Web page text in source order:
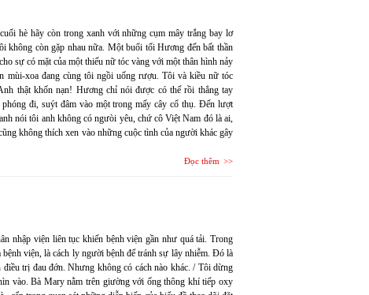
hè hãy còn trong xanh với những cụm mây trắng bay lơ
không còn gặp nhau nữa. Một buổi tối Hương đến bất thần
sự có mặt của một thiếu nữ tóc vàng với một thân hình nảy
mùi-xoa đang cùng tôi ngồi uống rượu. Tôi và kiều nữ tóc
thật khốn nạn! Hương chỉ nói được có thế rồi thẳng tay
đi, suýt đâm vào một trong mấy cây cổ thụ. Đến lượt
nói tôi anh không có ngưòi yêu, chứ cô Việt Nam đó là ai,
không thích xen vào những cuộc tình của người khác gây
Đọc thêm
nhập viện liên tục khiến bệnh viện gần như quá tải. Trong
viện, là cách ly người bệnh để tránh sự lây nhiễm. Đó là
trị đau đớn. Nhưng không có cách nào khác. / Tôi dừng
vào. Bà Mary nằm trên giường với ống thông khí tiếp oxy